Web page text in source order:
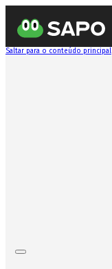
Saltar para o conteúdo principal